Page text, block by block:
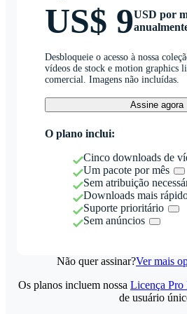
US$ 9USD por
Desbloqueie o acesso à nossa
vídeos de stock e motion graphics
comercial. Imagens não incluídas.
Assine agora
O plano inclui:
Cinco downloads de
Um pacote por mês
Sem atribuição
Downloads mais
Suporte prioritário
Sem anúncios
Não quer assinar?Ver mais
Os planos incluem nossa Licença Pro
de usuário